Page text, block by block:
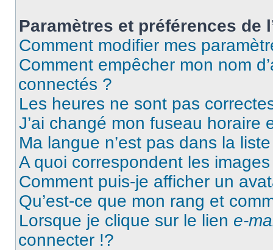
Paramètres et préférences de
Comment modifier mes
Comment empêcher mon nom
connectés ?
Les heures ne sont pas
J’ai changé mon fuseau horaire
Ma langue n’est pas dans la
A quoi correspondent les
Comment puis-je afficher un
Qu’est-ce que mon rang et
Lorsque je clique sur le lien e-
connecter !?